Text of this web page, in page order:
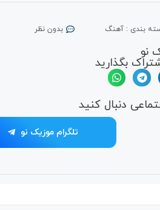
بندی : آهنگ بدون نظر
نو
بگذارید
دنبال کنید
تلگرام موزیک نو